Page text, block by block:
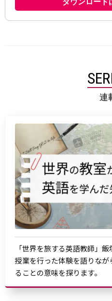
連
「世界を旅する英語教師」
授業を行った体験を語りな
ることの意味を探ります。